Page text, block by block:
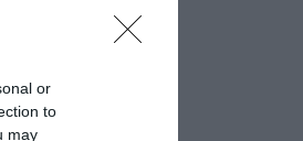
or
to
may
από 0,467